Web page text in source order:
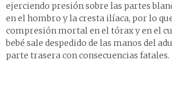
ejerciendo presión sobre las partes
en el hombro y la cresta ilíaca, por lo
compresión mortal en el tórax y en el
bebé sale despedido de las manos del
parte trasera con consecuencias fatales.